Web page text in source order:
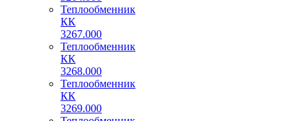
Теплообменник
КК
3267.000
Теплообменник
КК
3268.000
Теплообменник
КК
3269.000